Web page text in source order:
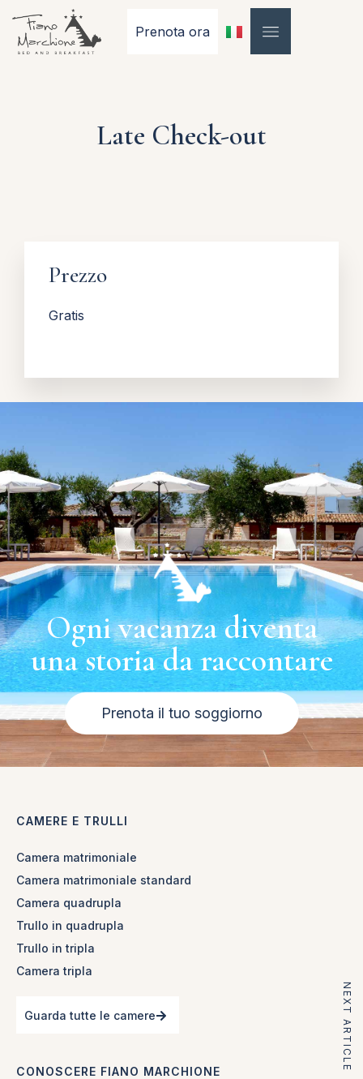
Prenota ora
Late Check-out
Prezzo
Gratis
NEXT ARTICLE
Ogni vacanza diventa
una storia da raccontare
Prenota il tuo soggiorno
CAMERE E TRULLI
Camera matrimoniale
Camera matrimoniale standard
Camera quadrupla
Trullo in quadrupla
Trullo in tripla
Camera tripla
Guarda tutte le camere
CONOSCERE FIANO MARCHIONE